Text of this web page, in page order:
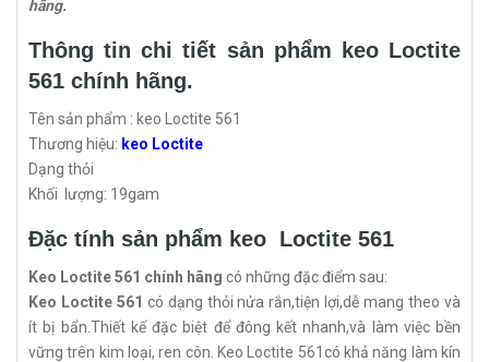
hãng.
Thông tin chi tiết sản phẩm keo Loctite
561 chính hãng.
Tên sản phẩm : keo Loctite 561
Thương hiệu: keo Loctite
Dạng thỏi
Khối lượng: 19gam
Đặc tính sản phẩm keo Loctite 561
Keo Loctite 561 chính hãng có những đặc điểm sau:
Keo Loctite 561 có dạng thỏi nửa rắn,tiện lợi,dễ mang theo và
ít bị bẩn.Thiết kế đặc biệt để đông kết nhanh,và làm việc bền
vững trên kim loại, ren côn. Keo Loctite 561có khả năng làm kín